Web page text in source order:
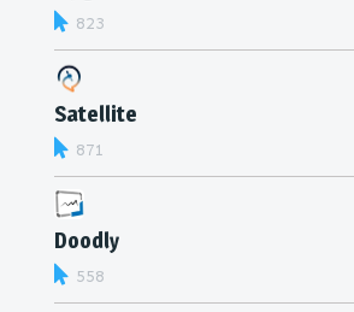
823
Satellite
871
Doodly
558